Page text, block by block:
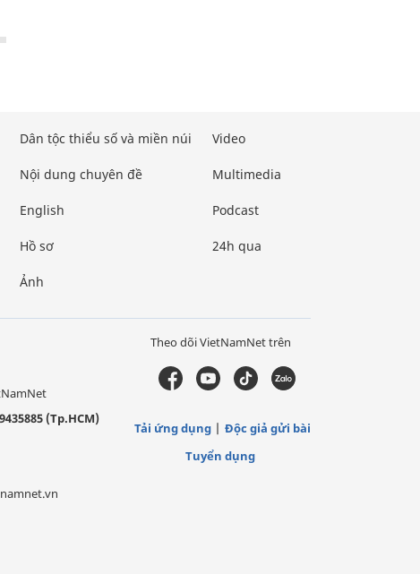
Dân tộc thiểu số và miền núi
Nội dung chuyên đề
English
Hồ sơ
Ảnh
Video
Multimedia
Podcast
24h qua
(Tp.HCM)
Theo dõi VietNamNet trên
Tải ứng dụng
Độc giả gửi bài
Tuyển dụng